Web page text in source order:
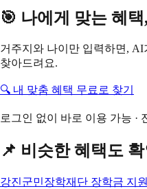
🎯 나에게 맞는 혜
거주지와 나이만 입력하면, AI
찾아드려요.
🔍 내 맞춤 혜택 무료로 찾기
로그인 없이 바로 이용 가능 ·
📌 비슷한 혜택도
강진군민장학재단 장학금 지원